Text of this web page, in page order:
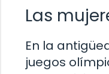
Las
En la
juegos